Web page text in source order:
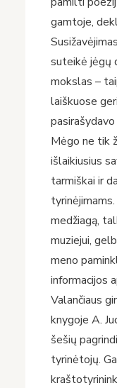
gamtoje,
suteikė jėgų
mokslas –
laiškuose
pasirašydavo
Mėgo ne tik
išlaikiusius
tarmiškai ir
medžiagą,
muziejui,
meno
informacijos
Valančiaus
knygoje A.
šešių
tyrinėtojų.